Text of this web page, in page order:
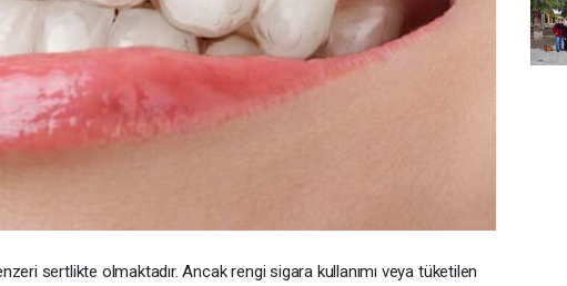
sertlikte olmaktadır. Ancak rengi sigara kullanımı veya tüketilen